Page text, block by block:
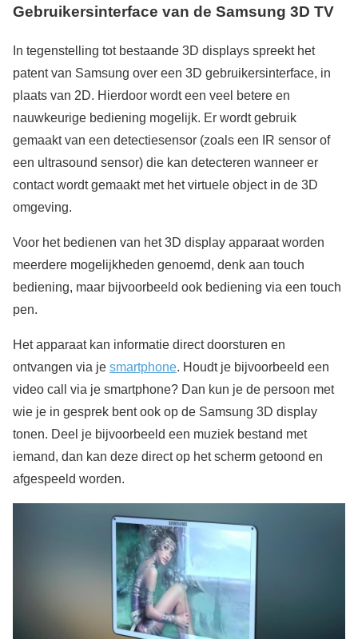
Gebruikersinterface van de Samsung 3D TV
In tegenstelling tot bestaande 3D displays spreekt het
patent van Samsung over een 3D gebruikersinterface, in
plaats van 2D. Hierdoor wordt een veel betere en
nauwkeurige bediening mogelijk. Er wordt gebruik
gemaakt van een detectiesensor (zoals een IR sensor of
een ultrasound sensor) die kan detecteren wanneer er
contact wordt gemaakt met het virtuele object in de 3D
omgeving.
Voor het bedienen van het 3D display apparaat worden
meerdere mogelijkheden genoemd, denk aan touch
bediening, maar bijvoorbeeld ook bediening via een touch
pen.
Het apparaat kan informatie direct doorsturen en
ontvangen via je smartphone. Houdt je bijvoorbeeld een
video call via je smartphone? Dan kun je de persoon met
wie je in gesprek bent ook op de Samsung 3D display
tonen. Deel je bijvoorbeeld een muziek bestand met
iemand, dan kan deze direct op het scherm getoond en
afgespeeld worden.